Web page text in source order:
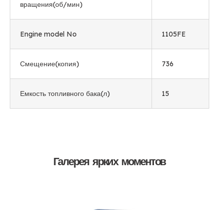
вращения(об/мин)
Engine model No 1105FE
Смещение(копия) 736
Емкость топливного бака(л) 15
Галерея ярких моментов